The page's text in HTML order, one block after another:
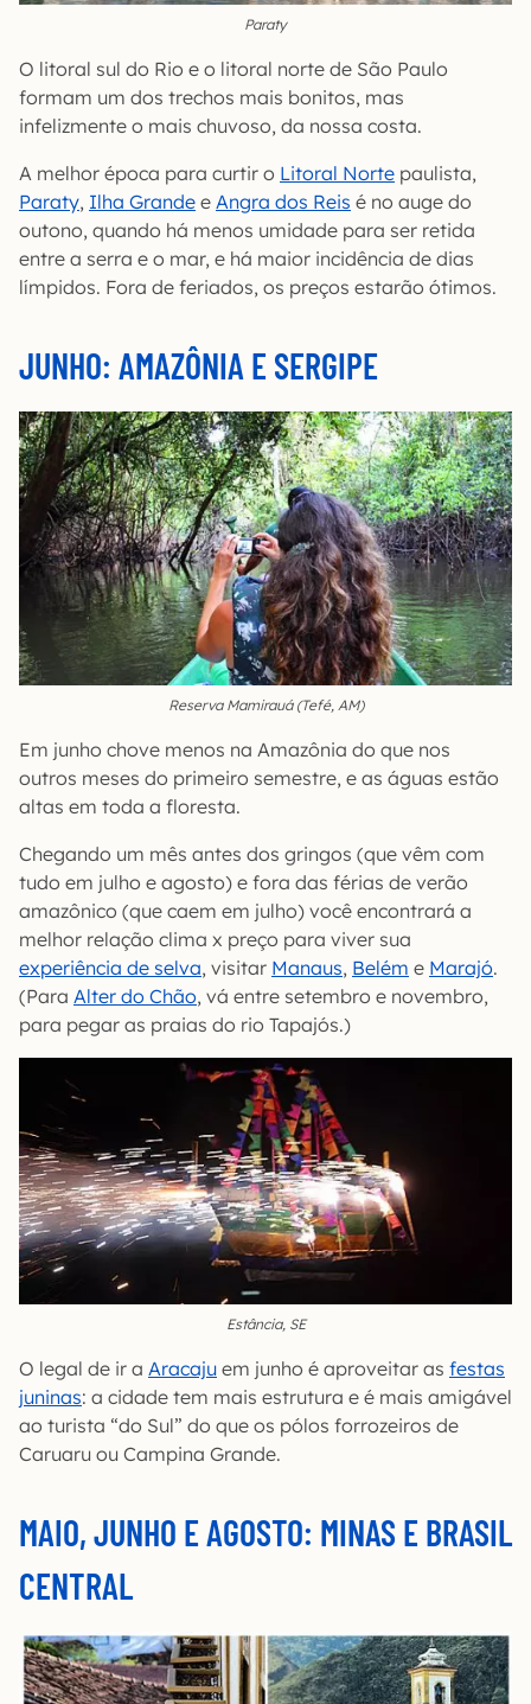
Paraty
O litoral sul do Rio e o litoral norte de São Paulo
formam um dos trechos mais bonitos, mas
infelizmente o mais chuvoso, da nossa costa.
A melhor época para curtir o Litoral Norte paulista,
Paraty, Ilha Grande e Angra dos Reis é no auge do
outono, quando há menos umidade para ser retida
entre a serra e o mar, e há maior incidência de dias
límpidos. Fora de feriados, os preços estarão ótimos.
JUNHO: AMAZÔNIA E SERGIPE
Reserva Mamirauá (Tefé, AM)
Em junho chove menos na Amazônia do que nos
outros meses do primeiro semestre, e as águas estão
altas em toda a floresta.
Chegando um mês antes dos gringos (que vêm com
tudo em julho e agosto) e fora das férias de verão
amazônico (que caem em julho) você encontrará a
melhor relação clima x preço para viver sua
experiência de selva, visitar Manaus, Belém e Marajó.
(Para Alter do Chão, vá entre setembro e novembro,
para pegar as praias do rio Tapajós.)
Estância, SE
O legal de ir a Aracaju em junho é aproveitar as festas
juninas: a cidade tem mais estrutura e é mais amigável
ao turista “do Sul” do que os pólos forrozeiros de
Caruaru ou Campina Grande.
MAIO, JUNHO E AGOSTO: MINAS E BRASIL
CENTRAL